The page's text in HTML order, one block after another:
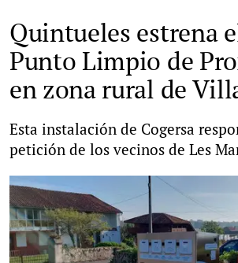
Quintueles estrena
Punto Limpio de
en zona rural de
Esta instalación de Cogersa
petición de los vecinos de Les